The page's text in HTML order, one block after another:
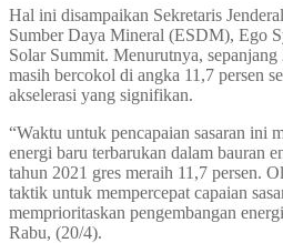
Hal ini disampaikan Sekretaris
Sumber Daya Mineral (ESDM), Ego
Solar Summit. Menurutnya,
masih bercokol di angka 11,7 persen
akselerasi yang signifikan.
“Waktu untuk pencapaian sasaran ini
energi baru terbarukan dalam bauran
tahun 2021 gres meraih 11,7 persen.
taktik untuk mempercepat capaian
memprioritaskan pengembangan
Rabu, (20/4).